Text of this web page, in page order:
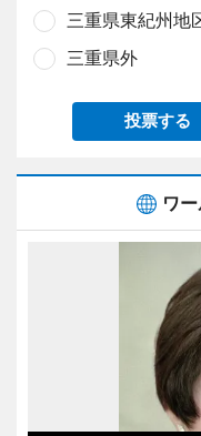
三重県東紀州地
三重県外
投票する
ワ